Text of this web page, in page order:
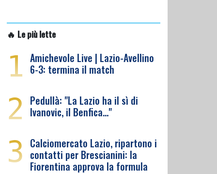
🔥 Le più lette
1 Amichevole Live | Lazio-Avellino
6-3: termina il match
2 Pedullà: "La Lazio ha il sì di
Ivanovic, il Benfica…"
3 Calciomercato Lazio, ripartono i
contatti per Brescianini: la
Fiorentina approva la formula